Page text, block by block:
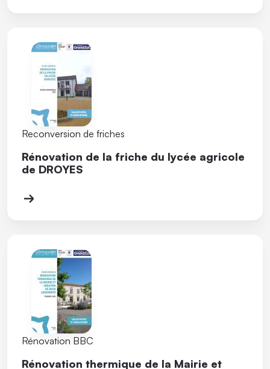
Reconversion de friches
Rénovation de la friche du lycée agricole
de DROYES
Rénovation BBC
Rénovation thermique de la Mairie et